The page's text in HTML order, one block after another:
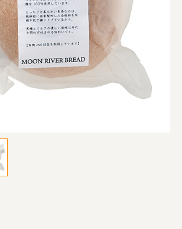
お届け情報 生産者・製造者
取扱店 ビオママクラブ
お問い合わせ 放射性物質への対応
会社概要
SDGsへの取り組み